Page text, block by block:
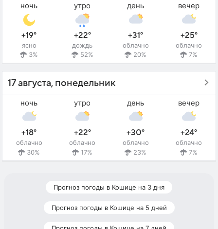
ночь
+19°
ясно
3%
утро
+22°
дождь
52%
день
+31°
облачно
20%
вечер
+25°
облачно
7%
17 августа, понедельник
ночь
+18°
облачно
30%
утро
+22°
облачно
17%
день
+30°
облачно
23%
вечер
+24°
облачно
7%
Прогноз погоды в Кошице на 3 дня
Прогноз погоды в Кошице на 5 дней